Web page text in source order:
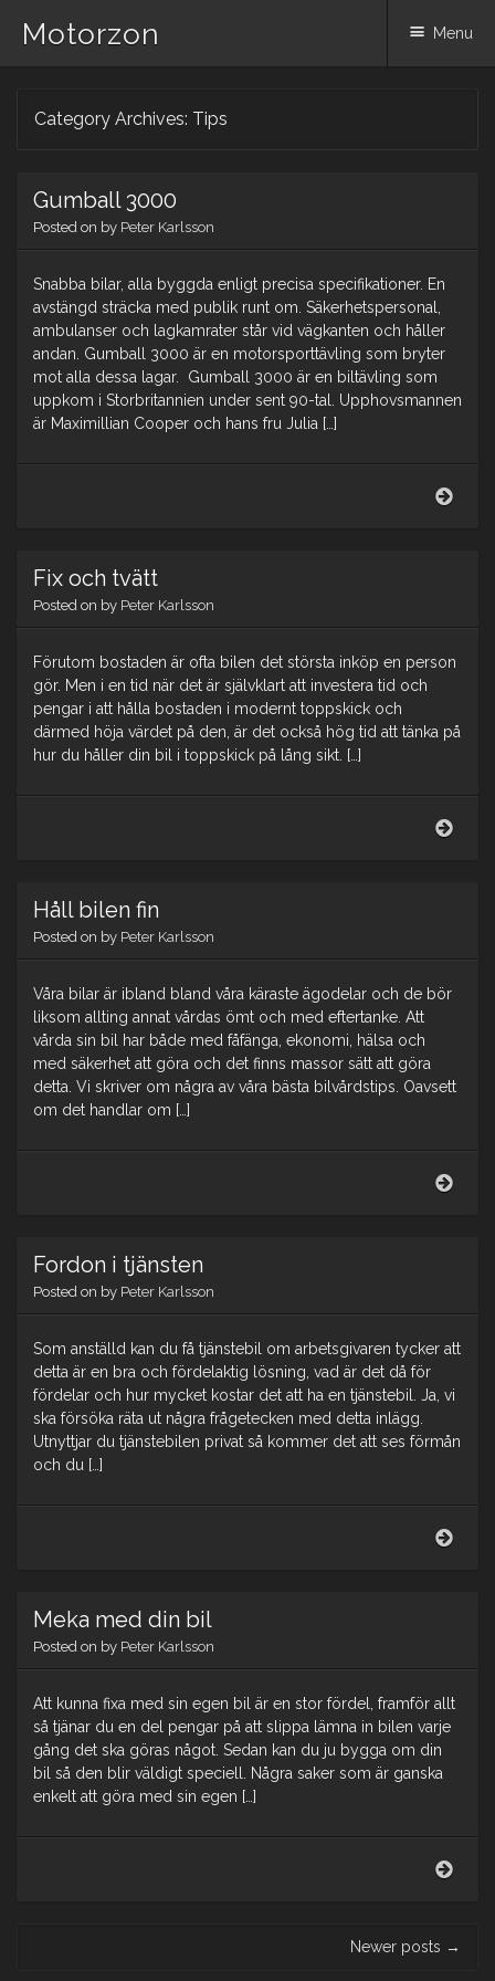
Motorzon Menu
Category Archives: Tips
Gumball 3000
Posted on by Peter Karlsson
Snabba bilar, alla byggda enligt precisa specifikationer. En
avstängd sträcka med publik runt om. Säkerhetspersonal,
ambulanser och lagkamrater står vid vägkanten och håller
andan. Gumball 3000 är en motorsporttävling som bryter
mot alla dessa lagar. Gumball 3000 är en biltävling som
uppkom i Storbritannien under sent 90-tal. Upphovsmannen
är Maximillian Cooper och hans fru Julia […]
Fix och tvätt
Posted on by Peter Karlsson
Förutom bostaden är ofta bilen det största inköp en person
gör. Men i en tid när det är självklart att investera tid och
pengar i att hålla bostaden i modernt toppskick och
därmed höja värdet på den, är det också hög tid att tänka på
hur du håller din bil i toppskick på lång sikt. […]
Håll bilen fin
Posted on by Peter Karlsson
Våra bilar är ibland bland våra käraste ägodelar och de bör
liksom allting annat vårdas ömt och med eftertanke. Att
vårda sin bil har både med fåfänga, ekonomi, hälsa och
med säkerhet att göra och det finns massor sätt att göra
detta. Vi skriver om några av våra bästa bilvårdstips. Oavsett
om det handlar om […]
Fordon i tjänsten
Posted on by Peter Karlsson
Som anställd kan du få tjänstebil om arbetsgivaren tycker att
detta är en bra och fördelaktig lösning, vad är det då för
fördelar och hur mycket kostar det att ha en tjänstebil. Ja, vi
ska försöka räta ut några frågetecken med detta inlägg.
Utnyttjar du tjänstebilen privat så kommer det att ses förmån
och du […]
Meka med din bil
Posted on by Peter Karlsson
Att kunna fixa med sin egen bil är en stor fördel, framför allt
så tjänar du en del pengar på att slippa lämna in bilen varje
gång det ska göras något. Sedan kan du ju bygga om din
bil så den blir väldigt speciell. Några saker som är ganska
enkelt att göra med sin egen […]
Newer posts →